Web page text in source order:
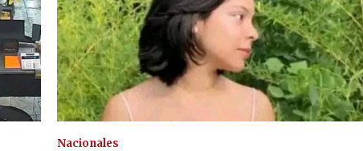
Nacionales